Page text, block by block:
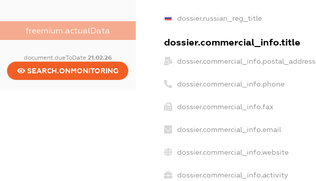
freemium.actualData
document.dueToDate 21.02.26
SEARCH.ONMONITORING
dossier.russian_reg_title
dossier.commercial_info.title
dossier.commercial_info.postal_address
dossier.commercial_info.phone
dossier.commercial_info.fax
dossier.commercial_info.email
dossier.commercial_info.website
dossier.commercial_info.activity